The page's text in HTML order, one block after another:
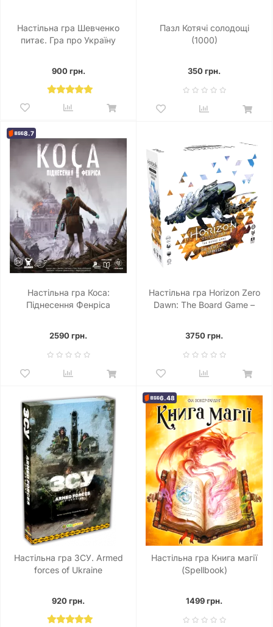
Настільна гра Шевченко
питає. Гра про Україну
900 грн.
Пазл Котячі солодощі
(1000)
350 грн.
8.7
Настільна гра Коса:
Піднесення Фенріса
2590 грн.
Настільна гра Horizon Zero
Dawn: The Board Game –
3750 грн.
Настільна гра ЗСУ. Armed
forces of Ukraine
920 грн.
6.48
Настільна гра Книга магії
(Spellbook)
1499 грн.